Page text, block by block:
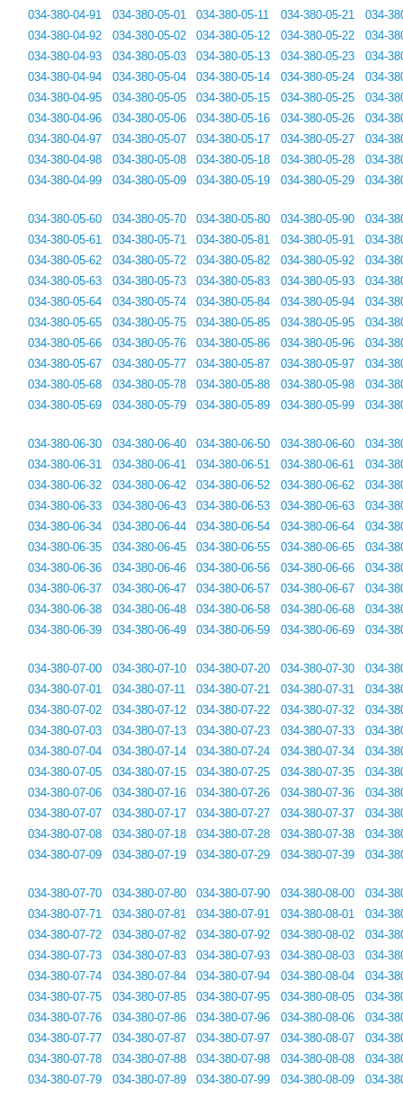
034-380-04-91
034-380-04-92
034-380-04-93
034-380-04-94
034-380-04-95
034-380-04-96
034-380-04-97
034-380-04-98
034-380-04-99
034-380-05-01
034-380-05-02
034-380-05-03
034-380-05-04
034-380-05-05
034-380-05-06
034-380-05-07
034-380-05-08
034-380-05-09
034-380-05-11
034-380-05-12
034-380-05-13
034-380-05-14
034-380-05-15
034-380-05-16
034-380-05-17
034-380-05-18
034-380-05-19
034-380-05-21
034-380-05-22
034-380-05-23
034-380-05-24
034-380-05-25
034-380-05-26
034-380-05-27
034-380-05-28
034-380-05-29
034-
034-
034-
034-
034-
034-
034-
034-
034-
034-380-05-60
034-380-05-61
034-380-05-62
034-380-05-63
034-380-05-64
034-380-05-65
034-380-05-66
034-380-05-67
034-380-05-68
034-380-05-69
034-380-05-70
034-380-05-71
034-380-05-72
034-380-05-73
034-380-05-74
034-380-05-75
034-380-05-76
034-380-05-77
034-380-05-78
034-380-05-79
034-380-05-80
034-380-05-81
034-380-05-82
034-380-05-83
034-380-05-84
034-380-05-85
034-380-05-86
034-380-05-87
034-380-05-88
034-380-05-89
034-380-05-90
034-380-05-91
034-380-05-92
034-380-05-93
034-380-05-94
034-380-05-95
034-380-05-96
034-380-05-97
034-380-05-98
034-380-05-99
034-
034-
034-
034-
034-
034-
034-
034-
034-
034-
034-380-06-30
034-380-06-31
034-380-06-32
034-380-06-33
034-380-06-34
034-380-06-35
034-380-06-36
034-380-06-37
034-380-06-38
034-380-06-39
034-380-06-40
034-380-06-41
034-380-06-42
034-380-06-43
034-380-06-44
034-380-06-45
034-380-06-46
034-380-06-47
034-380-06-48
034-380-06-49
034-380-06-50
034-380-06-51
034-380-06-52
034-380-06-53
034-380-06-54
034-380-06-55
034-380-06-56
034-380-06-57
034-380-06-58
034-380-06-59
034-380-06-60
034-380-06-61
034-380-06-62
034-380-06-63
034-380-06-64
034-380-06-65
034-380-06-66
034-380-06-67
034-380-06-68
034-380-06-69
034-
034-
034-
034-
034-
034-
034-
034-
034-
034-
034-380-07-00
034-380-07-01
034-380-07-02
034-380-07-03
034-380-07-04
034-380-07-05
034-380-07-06
034-380-07-07
034-380-07-08
034-380-07-09
034-380-07-10
034-380-07-11
034-380-07-12
034-380-07-13
034-380-07-14
034-380-07-15
034-380-07-16
034-380-07-17
034-380-07-18
034-380-07-19
034-380-07-20
034-380-07-21
034-380-07-22
034-380-07-23
034-380-07-24
034-380-07-25
034-380-07-26
034-380-07-27
034-380-07-28
034-380-07-29
034-380-07-30
034-380-07-31
034-380-07-32
034-380-07-33
034-380-07-34
034-380-07-35
034-380-07-36
034-380-07-37
034-380-07-38
034-380-07-39
034-
034-
034-
034-
034-
034-
034-
034-
034-
034-
034-380-07-70
034-380-07-71
034-380-07-72
034-380-07-73
034-380-07-74
034-380-07-75
034-380-07-76
034-380-07-77
034-380-07-78
034-380-07-79
034-380-07-80
034-380-07-81
034-380-07-82
034-380-07-83
034-380-07-84
034-380-07-85
034-380-07-86
034-380-07-87
034-380-07-88
034-380-07-89
034-380-07-90
034-380-07-91
034-380-07-92
034-380-07-93
034-380-07-94
034-380-07-95
034-380-07-96
034-380-07-97
034-380-07-98
034-380-07-99
034-380-08-00
034-380-08-01
034-380-08-02
034-380-08-03
034-380-08-04
034-380-08-05
034-380-08-06
034-380-08-07
034-380-08-08
034-380-08-09
034-
034-
034-
034-
034-
034-
034-
034-
034-
034-